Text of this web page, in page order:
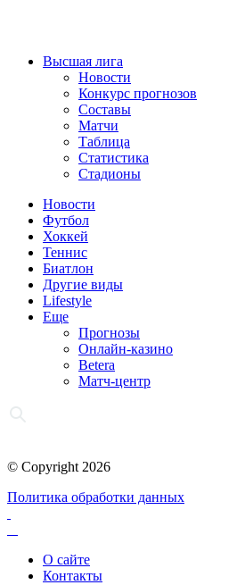
Высшая лига
Новости
Конкурс прогнозов
Составы
Матчи
Таблица
Статистика
Стадионы
Новости
Футбол
Хоккей
Теннис
Биатлон
Другие виды
Lifestyle
Еще
Прогнозы
Онлайн-казино
Betera
Матч-центр
© Copyright 2026
Политика обработки данных
О сайте
Контакты